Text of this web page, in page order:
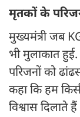
मृतकों के
मुख्यमंत्री जब
भी मुलाकात
परिजनों को
कहा कि हम
विश्वास दिलाते